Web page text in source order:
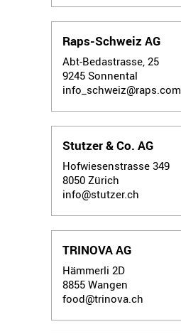
Raps-Schweiz AG
Abt-Bedastrasse, 25
9245 Sonnental
info_schweiz@raps.com
Stutzer & Co. AG
Hofwiesenstrasse 349
8050 Zürich
info@stutzer.ch
TRINOVA AG
Hämmerli 2D
8855 Wangen
food@trinova.ch